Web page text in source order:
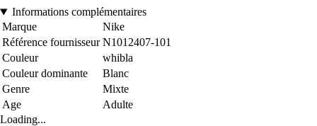
Informations complémentaires
Marque
Nike
Référence fournisseur N1012407-101
Couleur
whibla
Couleur dominante
Blanc
Genre
Mixte
Age
Adulte
Loading...